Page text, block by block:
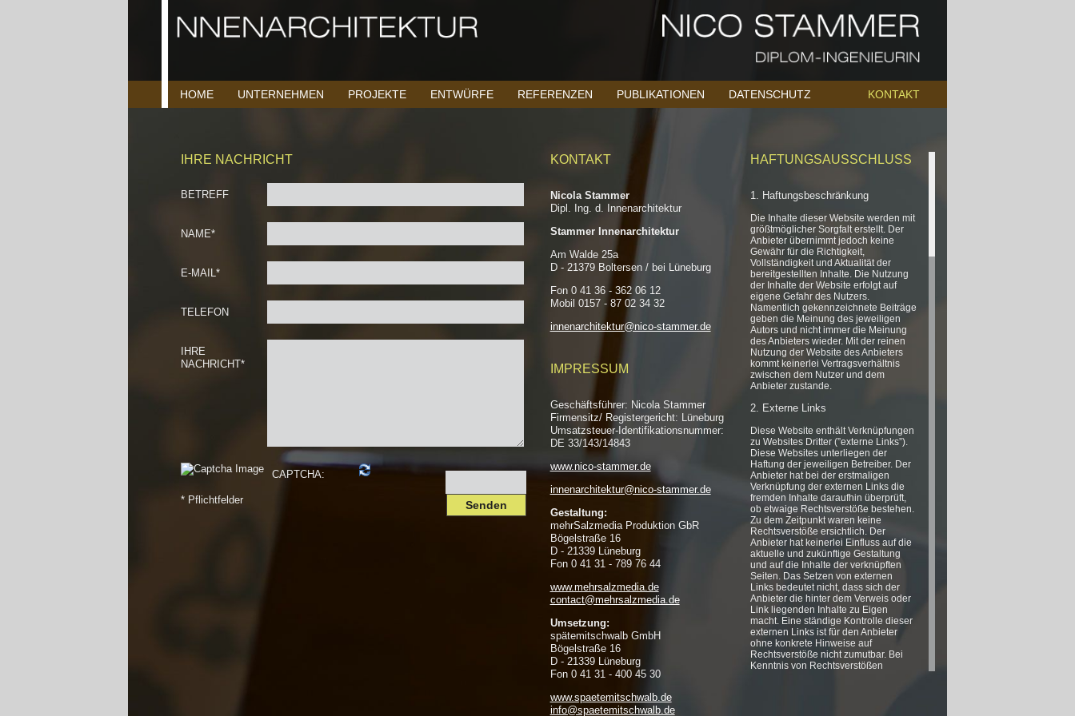
HOME UNTERNEHMEN PROJEKTE ENTWÜRFE REFERENZEN PUBLIKATIONEN DATENSCHUTZ KONTAKT
IHRE NACHRICHT
BETREFF
NAME*
E-MAIL*
TELEFON
IHRE
NACHRICHT*
CAPTCHA:
* Pflichtfelder
KONTAKT
Nicola Stammer
Dipl. Ing. d. Innenarchitektur
Stammer Innenarchitektur
Am Walde 25a
D - 21379 Boltersen / bei Lüneburg
Fon 0 41 36 - 362 06 12
Mobil 0157 - 87 02 34 32
innenarchitektur@nico-stammer.de
IMPRESSUM
Geschäftsführer: Nicola Stammer
Firmensitz/ Registergericht: Lüneburg
Umsatzsteuer-Identifikationsnummer:
DE 33/143/14843
www.nico-stammer.de
innenarchitektur@nico-stammer.de
Gestaltung:
mehrSalzmedia Produktion GbR
Bögelstraße 16
D - 21339 Lüneburg
Fon 0 41 31 - 789 76 44
www.mehrsalzmedia.de
contact@mehrsalzmedia.de
Umsetzung:
spätemitschwalb GmbH
Bögelstraße 16
D - 21339 Lüneburg
Fon 0 41 31 - 400 45 30
www.spaetemitschwalb.de
info@spaetemitschwalb.de
HAFTUNGSAUSSCHLUSS
1. Haftungsbeschränkung
Die Inhalte dieser Website werden mit
größtmöglicher Sorgfalt erstellt. Der
Anbieter übernimmt jedoch keine
Gewähr für die Richtigkeit,
Vollständigkeit und Aktualität der
bereitgestellten Inhalte. Die Nutzung
der Inhalte der Website erfolgt auf
eigene Gefahr des Nutzers.
Namentlich gekennzeichnete Beiträge
geben die Meinung des jeweiligen
Autors und nicht immer die Meinung
des Anbieters wieder. Mit der reinen
Nutzung der Website des Anbieters
kommt keinerlei Vertragsverhältnis
zwischen dem Nutzer und dem
Anbieter zustande.
2. Externe Links
Diese Website enthält Verknüpfungen
zu Websites Dritter (”externe Links”).
Diese Websites unterliegen der
Haftung der jeweiligen Betreiber. Der
Anbieter hat bei der erstmaligen
Verknüpfung der externen Links die
fremden Inhalte daraufhin überprüft,
ob etwaige Rechtsverstöße bestehen.
Zu dem Zeitpunkt waren keine
Rechtsverstöße ersichtlich. Der
Anbieter hat keinerlei Einfluss auf die
aktuelle und zukünftige Gestaltung
und auf die Inhalte der verknüpften
Seiten. Das Setzen von externen
Links bedeutet nicht, dass sich der
Anbieter die hinter dem Verweis oder
Link liegenden Inhalte zu Eigen
macht. Eine ständige Kontrolle dieser
externen Links ist für den Anbieter
ohne konkrete Hinweise auf
Rechtsverstöße nicht zumutbar. Bei
Kenntnis von Rechtsverstößen